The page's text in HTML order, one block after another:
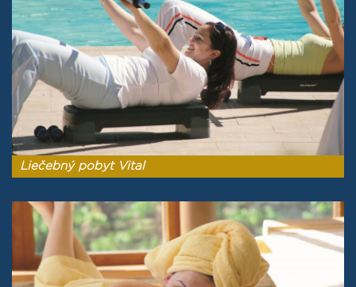
Liečebný pobyt Vital